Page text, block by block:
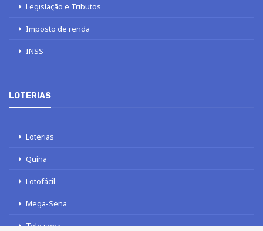
Legislação e Tributos
Imposto de renda
INSS
LOTERIAS
Loterias
Quina
Lotofácil
Mega-Sena
Tele sena